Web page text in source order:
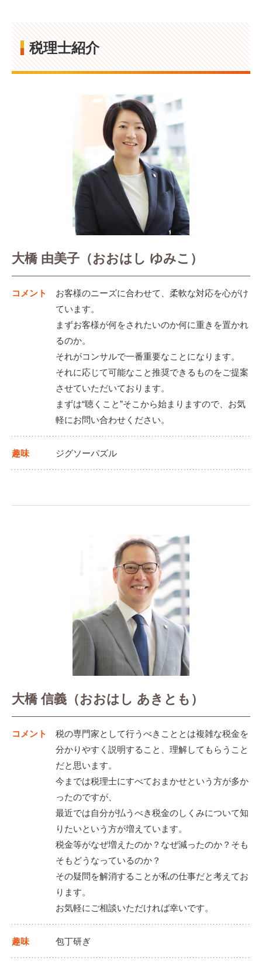
税理士紹介
大橋 由美子（おおはし ゆみこ）
コメント
お客様のニーズに合わせて、柔軟な対応を心がけ
ています。
まずお客様が何をされたいのか何に重きを置かれ
るのか。
それがコンサルで一番重要なことになります。
それに応じて可能なこと推奨できるものをご提案
させていただいております。
まずは“聴くこと”そこから始まりますので、お気
軽にお問い合わせください。
趣味 ジグソーパズル
大橋 信義（おおはし あきとも）
コメント
税の専門家として行うべきこととは複雑な税金を
分かりやすく説明すること、理解してもらうこと
だと思います。
今までは税理士にすべておまかせという方が多か
ったのですが、
最近では自分が払うべき税金のしくみについて知
りたいという方が増えています。
税金等がなぜ増えたのか？なぜ減ったのか？そも
そもどうなっているのか？
その疑問を解消することが私の仕事だと考えてお
ります。
お気軽にご相談いただければ幸いです。
趣味 包丁研ぎ